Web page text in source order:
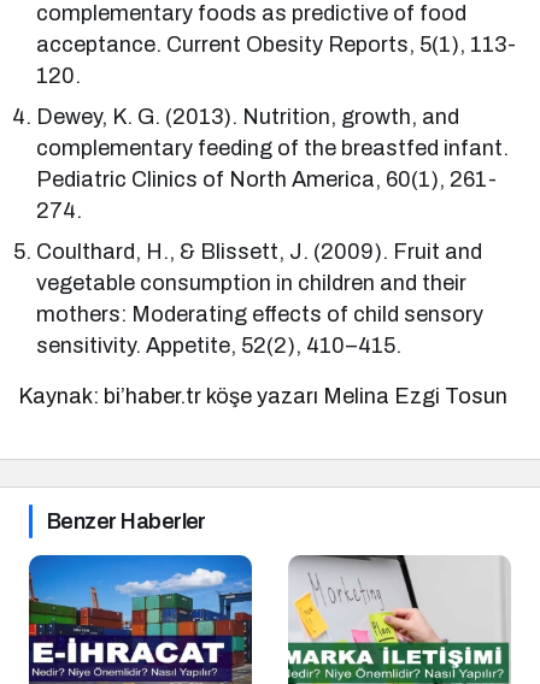
complementary foods as predictive of food
acceptance. Current Obesity Reports, 5(1), 113-
120.
Dewey, K. G. (2013). Nutrition, growth, and
complementary feeding of the breastfed infant.
Pediatric Clinics of North America, 60(1), 261-
274.
Coulthard, H., & Blissett, J. (2009). Fruit and
vegetable consumption in children and their
mothers: Moderating effects of child sensory
sensitivity. Appetite, 52(2), 410–415.
Kaynak: bi’haber.tr köşe yazarı Melina Ezgi Tosun
Benzer Haberler